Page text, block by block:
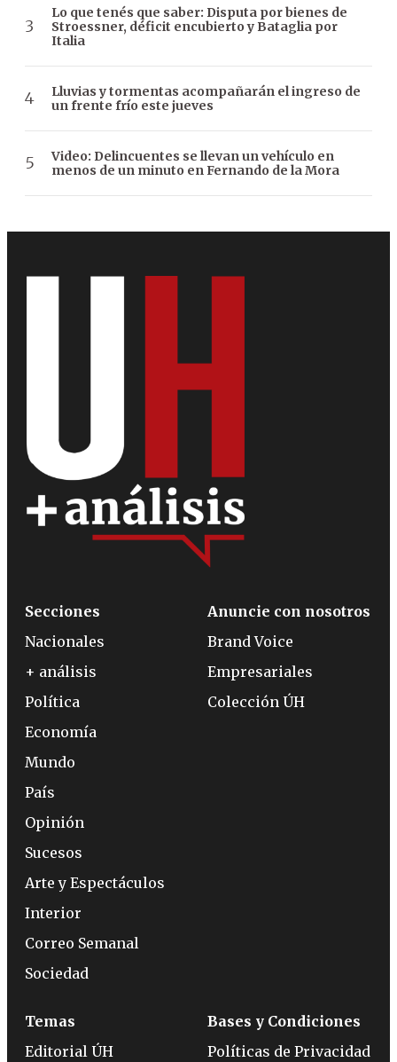
Lo que tenés que saber: Disputa por bienes de
Stroessner, déficit encubierto y Bataglia por
Italia
Lluvias y tormentas acompañarán el ingreso de
un frente frío este jueves
Video: Delincuentes se llevan un vehículo en
menos de un minuto en Fernando de la Mora
Secciones
Nacionales
+ análisis
Política
Economía
Mundo
País
Opinión
Sucesos
Arte y Espectáculos
Interior
Correo Semanal
Sociedad
Anuncie con nosotros
Brand Voice
Empresariales
Colección ÚH
Temas
Editorial ÚH
Bases y Condiciones
Políticas de Privacidad